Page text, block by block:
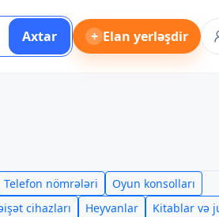
Axtar + Elan yerləşdir
Telefon nömrələri
Oyun konsolları
cihazları Heyvanlar
Kitablar və